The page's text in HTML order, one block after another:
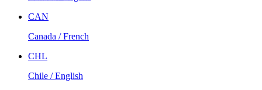
CAN
Canada / French
CHL
Chile / English